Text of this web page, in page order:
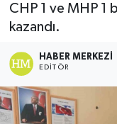
CHP 1 ve MHP 1
kazandı.
HABER MERKEZI
EDITÖR
Sağlık
Spor
Teknoloji
Haber Arşivi